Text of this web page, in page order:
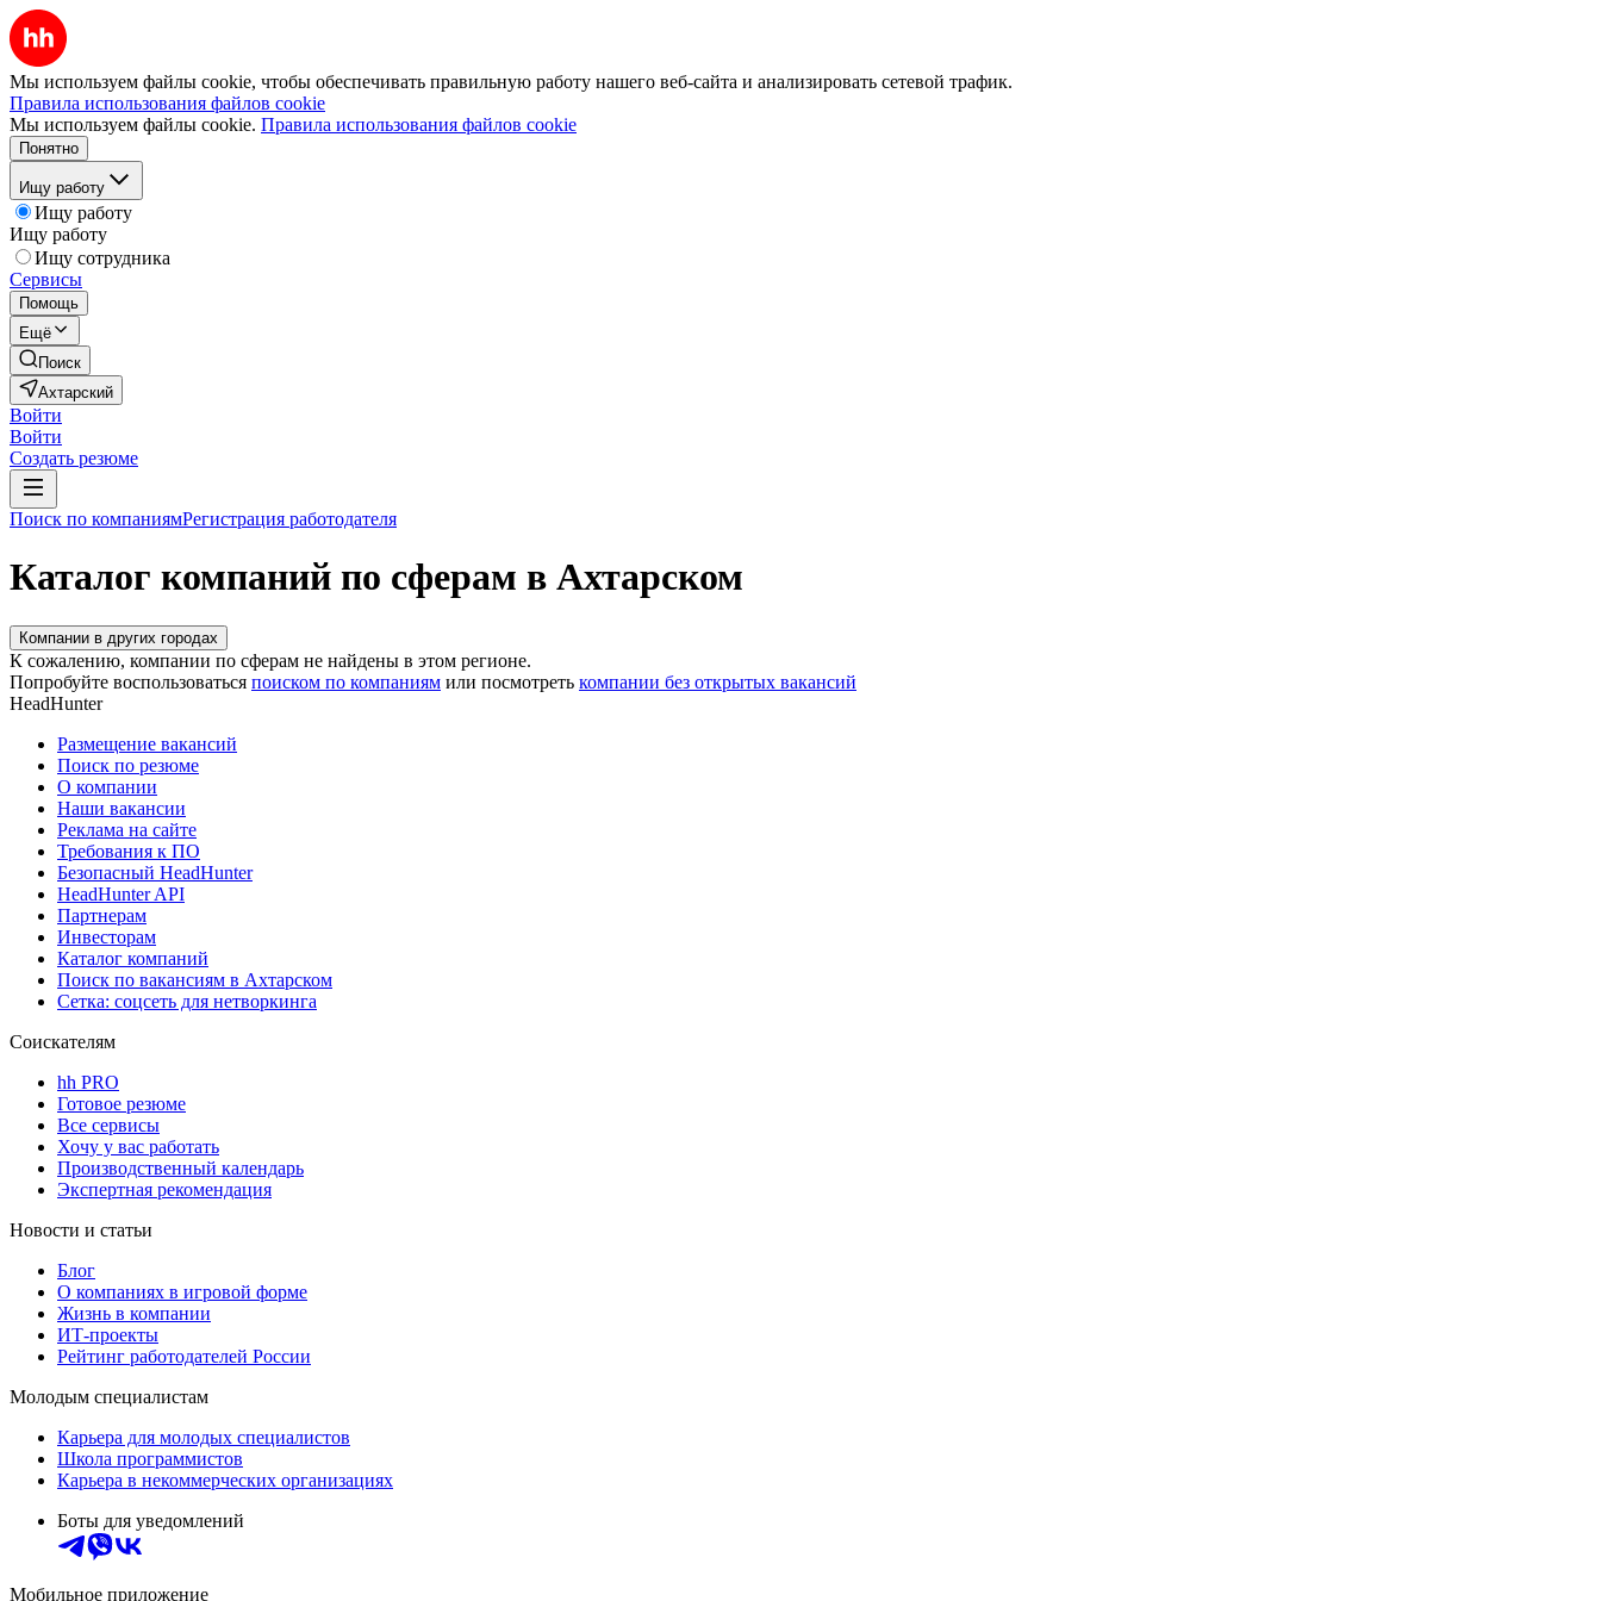
Мы используем файлы cookie, чтобы обеспечивать правильную работу нашего веб-сайта и анализировать сетевой трафик.
Правила использования файлов cookie
Мы используем файлы cookie. Правила использования файлов cookie
Понятно
Ищу работу
Ищу работу
Ищу работу
Ищу сотрудника
Сервисы
Помощь
Ещё
Поиск
Ахтарский
Войти
Войти
Создать резюме
Поиск по компаниямРегистрация работодателя
Каталог компаний по сферам в Ахтарском
Компании в других городах
К сожалению, компании по сферам не найдены в этом регионе.
Попробуйте воспользоваться поиском по компаниям или посмотреть компании без открытых вакансий
HeadHunter
Размещение вакансий
Поиск по резюме
О компании
Наши вакансии
Реклама на сайте
Требования к ПО
Безопасный HeadHunter
HeadHunter API
Партнерам
Инвесторам
Каталог компаний
Поиск по вакансиям в Ахтарском
Сетка: соцсеть для нетворкинга
Соискателям
hh PRO
Готовое резюме
Все сервисы
Хочу у вас работать
Производственный календарь
Экспертная рекомендация
Новости и статьи
Блог
О компаниях в игровой форме
Жизнь в компании
ИТ-проекты
Рейтинг работодателей России
Молодым специалистам
Карьера для молодых специалистов
Школа программистов
Карьера в некоммерческих организациях
Боты для уведомлений
Мобильное приложение